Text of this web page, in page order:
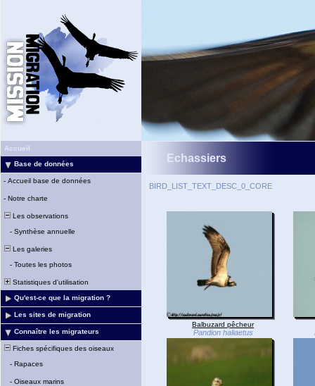
Accueil
Base de données
- Accueil base de données
- Notre charte
Les observations
- Synthèse annuelle
Les galeries
- Toutes les photos
Statistiques d'utilisation
Qu'est-ce que la migration ?
Les sites de migration
Connaître les migrateurs
Fiches spécifiques des oiseaux
- Rapaces
- Oiseaux marins
Echassiers
BIRD_LIST_TEXT_DESC_0_CORE
Balbuzard pêcheur
Pandion haliaetus